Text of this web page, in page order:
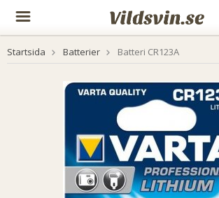
Startsida Batterier Batteri CR123A